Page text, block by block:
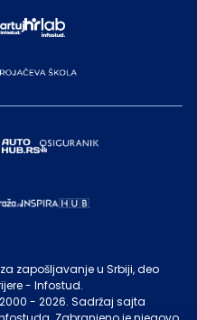
zapošljavanje u Srbiji, deo
- Infostud.
- 2026. Sadržaj sajta